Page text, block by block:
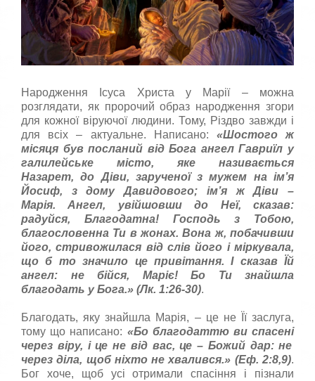
а
о
с
т
в
т
е
о
ц
і
н
к
у
Народження Ісуса Христа у Марії – можна
розглядати, як пророчий образ народження згори
для кожної віруючої людини. Тому, Різдво завжди і
для всіх – актуальне. Написано: «Шостого ж
місяця був посланий від Бога ангел Гавриїл у
галилейське місто, яке називається
Назарет,
до Діви, зарученої з мужем на ім’я
Йосиф, з дому Давидового; ім’я ж Діви –
Марія.
Ангел, увійшовши до Неї, сказав:
радуйся, Благодатна! Господь з Тобою,
благословенна Ти в жонах. Вона ж,побачивши
його,стривожилася від слів його і міркувала,
що б то значило це привітання.І сказав Їй
ангел: не бійся, Маріє! Бо Ти знайшла
благодать у Бога.» (Лк. 1:26-30).
Благодать, яку знайшла Марія, – це не Її заслуга,
тому що написано: «Бо благодаттю ви спасенi
через вiру, iце не вiд вас, це – Божий дар: не
через дiла, щоб нiхто не хвалився.» (Еф. 2:8,9).
Бог хоче, щоб усі отримали спасіння і пізнали